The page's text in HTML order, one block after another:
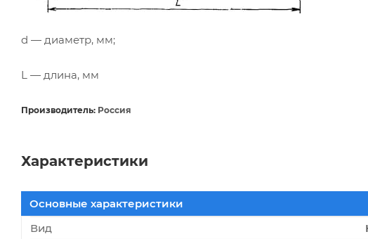
d — диаметр, мм;
L — длина, мм
Производитель: Россия
Характеристики
Основные характеристики
Вид